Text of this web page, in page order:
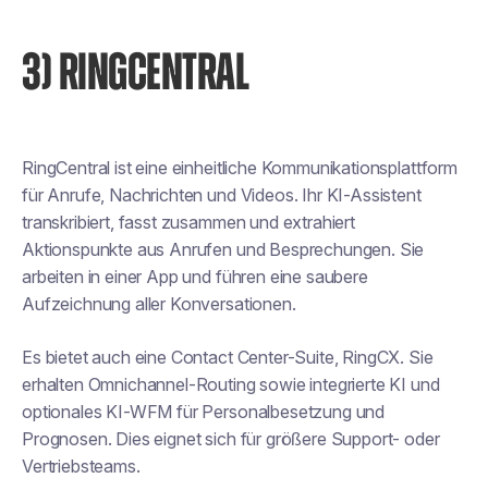
3) RINGCENTRAL
RingCentral ist eine einheitliche Kommunikationsplattform
für Anrufe, Nachrichten und Videos. Ihr KI-Assistent
transkribiert, fasst zusammen und extrahiert
Aktionspunkte aus Anrufen und Besprechungen. Sie
arbeiten in einer App und führen eine saubere
Aufzeichnung aller Konversationen.
Es bietet auch eine Contact Center-Suite, RingCX. Sie
erhalten Omnichannel-Routing sowie integrierte KI und
optionales KI-WFM für Personalbesetzung und
Prognosen. Dies eignet sich für größere Support- oder
Vertriebsteams.